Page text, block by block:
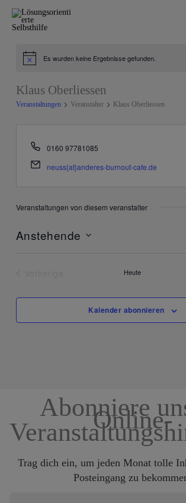
Inhalt
springen
HinweisEs wurden keine Ergebnisse gefunden.
Klaus Oberliessen
Veranstaltungen Veranstalter Klaus Oberliessen
Telefon
0160 97781085
neuss{at}anderes-burnout-cafe.de
Veranstaltungen von diesem veranstalter
Anstehende
Heute
Kalender abonnieren
Abonniere
Online-
Trag dich ein, um jeden Monat tolle
Posteingang zu